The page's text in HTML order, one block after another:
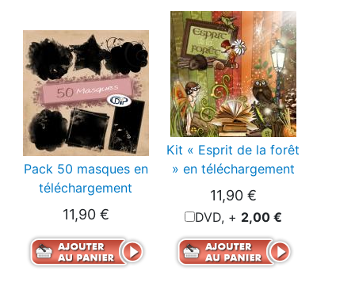
Pack 50 masques en
téléchargement
11,90 €
Kit « Esprit de la forêt
» en téléchargement
11,90 €
DVD, + 2,00 €